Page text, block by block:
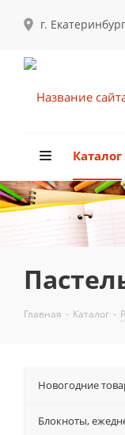
г.
Каталог
Главная - Каталог -
Новогодние
Блокноты,